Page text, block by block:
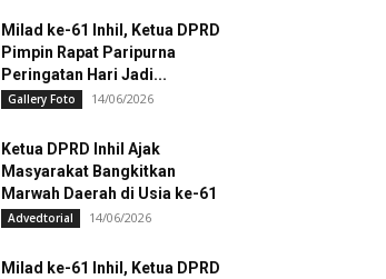
Milad ke-61 Inhil, Ketua DPRD
Pimpin Rapat Paripurna
Peringatan Hari Jadi...
Gallery Foto 14/06/2026
Ketua DPRD Inhil Ajak
Masyarakat Bangkitkan
Marwah Daerah di Usia ke-61
Advedtorial 14/06/2026
Milad ke-61 Inhil, Ketua DPRD